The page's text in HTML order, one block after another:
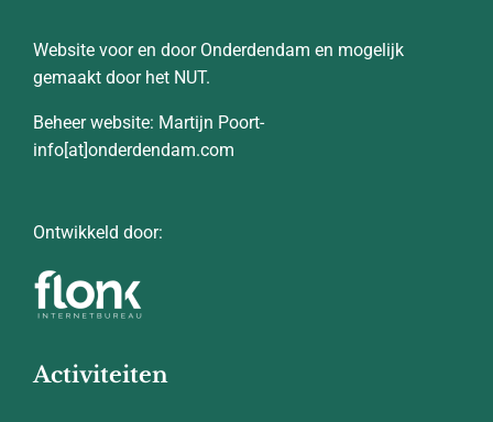
Website voor en door Onderdendam en mogelijk
gemaakt door het NUT.
Beheer website: Martijn Poort-
info[at]onderdendam.com
Ontwikkeld door:
Activiteiten